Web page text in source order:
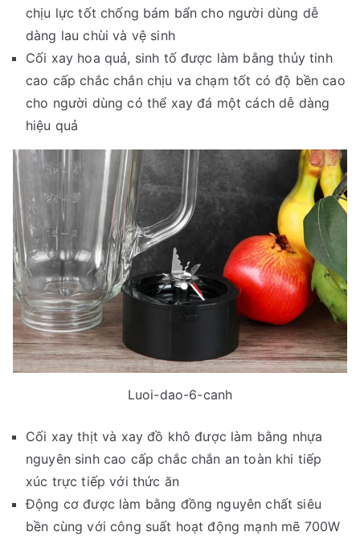
chịu lực tốt chống bám bẩn cho người dùng dễ
dàng lau chùi và vệ sinh
Cối xay hoa quả, sinh tố được làm bằng thủy tinh
cao cấp chắc chắn chịu va chạm tốt có độ bền cao
cho người dùng có thể xay đá một cách dễ dàng
hiệu quả
Luoi-dao-6-canh
Cối xay thịt và xay đồ khô được làm bằng nhựa
nguyên sinh cao cấp chắc chắn an toàn khi tiếp
xúc trực tiếp với thức ăn
Động cơ được làm bằng đồng nguyên chất siêu
bền cùng với công suất hoạt động mạnh mẽ 700W